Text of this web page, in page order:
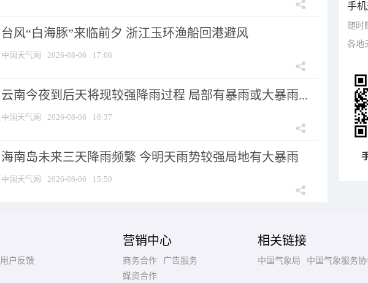
台风“白海豚”来临前夕 浙江玉环渔船回港避风
中国天气网 2026-08-06 17:06
云南今夜到后天将现较强降雨过程 局部有暴雨或大暴雨...
中国天气网 2026-08-06 16:37
海南岛未来三天降雨频繁 今明天雨势较强局地有大暴雨
中国天气网 2026-08-06 15:50
手
随时
各地
用户反馈
营销中心
商务合作
广告服务
媒资合作
相关链接
中国气象局 中国气象服务协